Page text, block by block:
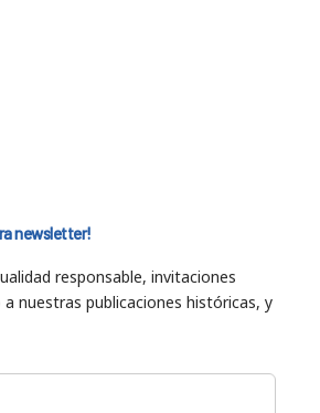
newsletter!
responsable, invitaciones
a nuestras publicaciones históricas, y